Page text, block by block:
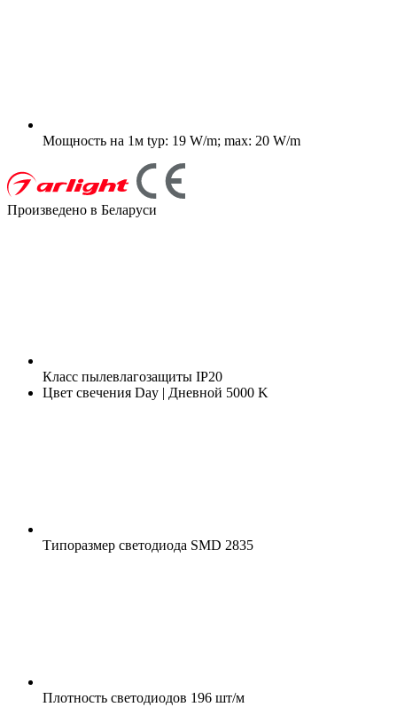
Мощность на 1м typ: 19 W/m; max: 20 W/m
Произведено в Беларуси
Класс пылевлагозащиты IP20
Цвет свечения Day | Дневной 5000 K
Типоразмер светодиода SMD 2835
Плотность светодиодов 196 шт/м